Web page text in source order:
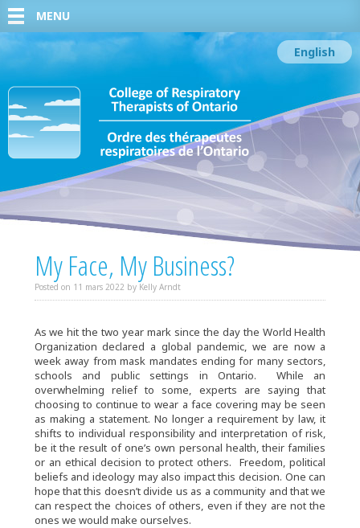
MENU
English
My Face, My Business?
Posted on 11 mars 2022 by Kelly Arndt
As we hit the two year mark since the day the World Health
Organization declared a global pandemic, we are now a
week away from mask mandates ending for many sectors,
schools and public settings in Ontario. While an
overwhelming relief to some, experts are saying that
choosing to continue to wear a face covering may be seen
as making a statement. No longer a requirement by law, it
shifts to individual responsibility and interpretation of risk,
be it the result of one’s own personal health, their families
or an ethical decision to protect others. Freedom, political
beliefs and ideology may also impact this decision. One can
hope that this doesn’t divide us as a community and that we
can respect the choices of others, even if they are not the
ones we would make ourselves.